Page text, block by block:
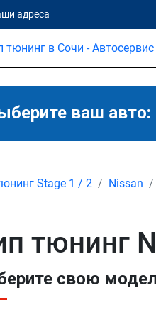
адреса
ваш авто:
Stage 1 / 2 Nissan
тюнинг
свою